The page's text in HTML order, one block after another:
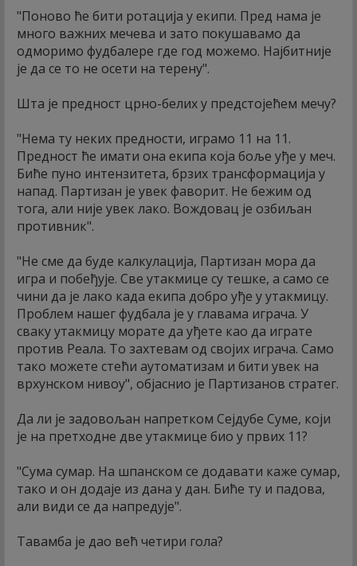
"Поново ће бити ротација у екипи. Пред нама је
много важних мечева и зато покушавамо да
одморимо фудбалере где год можемо. Најбитније
је да се то не осети на терену".
Шта је предност црно-белих у предстојећем мечу?
"Нема ту неких предности, играмо 11 на 11.
Предност ће имати она екипа која боље уђе у меч.
Биће пуно интензитета, брзих трансформација у
напад. Партизан је увек фаворит. Не бежим од
тога, али није увек лако. Вождовац је озбиљан
противник".
"Не сме да буде калкулација, Партизан мора да
игра и побеђује. Све утакмице су тешке, а само се
чини да је лако када екипа добро уђе у утакмицу.
Проблем нашег фудбала је у главама играча. У
сваку утакмицу морате да уђете као да играте
против Реала. То захтевам од својих играча. Само
тако можете стећи аутоматизам и бити увек на
врхунском нивоу", објаснио је Партизанов стратег.
Да ли је задовољан напретком Сејдубе Суме, који
је на претходне две утакмице био у првих 11?
"Сума сумар. На шпанском се додавати каже сумар,
тако и он додаје из дана у дан. Биће ту и падова,
али види се да напредује".
Тавамба је дао већ четири гола?